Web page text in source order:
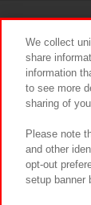
We collect
share
information
to see more
sharing of
Please note
and other
opt-out
setup banner